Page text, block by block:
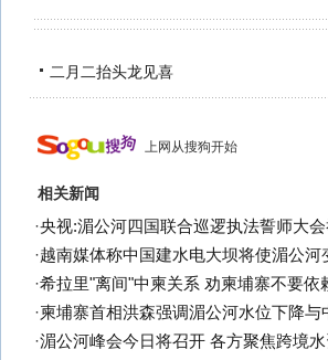
二月二抬头龙见喜
上网从搜狗开始
相关新闻
·央视:湄公河四国联合巡逻执法誓师大
·越南媒体称中国建水电大坝将使湄公河
·希拉里"离间"中柬关系 劝柬埔寨不要依
·柬埔寨首相洪森强调湄公河水位下降与
·湄公河峰会今日将召开 各方聚焦跨境水